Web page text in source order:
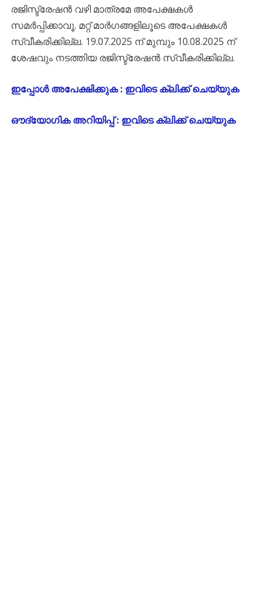
രജിസ്ട്രേഷൻ വഴി മാത്രമേ അപേക്ഷകൾ
സമർപ്പിക്കാവൂ. മറ്റ് മാർഗങ്ങളിലൂടെ അപേക്ഷകൾ
സ്വീകരിക്കില്ല. 19.07.2025 ന് മുമ്പും 10.08.2025 ന്
ശേഷവും നടത്തിയ രജിസ്ട്രേഷൻ സ്വീകരിക്കില്ല.
ഇപ്പോൾ അപേക്ഷിക്കുക : ഇവിടെ ക്ലിക്ക് ചെയ്യുക
ഔദ്യോഗിക അറിയിപ്പ് : ഇവിടെ ക്ലിക്ക് ചെയ്യുക